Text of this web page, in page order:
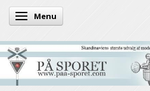
Skifte navigation
Menu